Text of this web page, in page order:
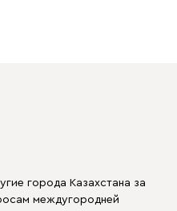
города Казахстана за
междугородней